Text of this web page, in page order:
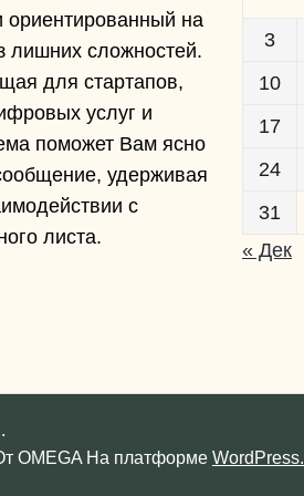
ориентированный на
лишних сложностей.
для стартапов,
услуг и
поможет Вам ясно
удерживая
с
листа.
3
10
17
24
31
« Дек
OMEGA На платформе WordPress.